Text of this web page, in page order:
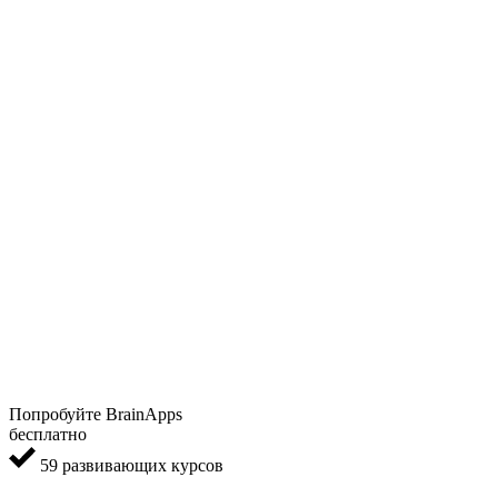
Попробуйте BrainApps
бесплатно
59 развивающих курсов